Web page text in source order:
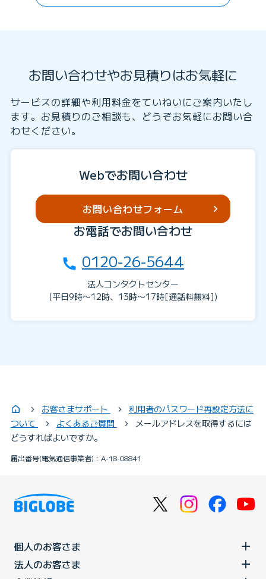
お問い合わせやお見積りはお気軽に
サービスの詳細や利用料金をていねいにご案内いたし
ます。お見積りのご相談も、どうぞお気軽にお問い合
わせください。
Webでお問い合わせ
お問い合わせフォーム
お電話でお問い合わせ
0120-26-5644
法人コンタクトセンター
(平日9時〜12時、13時〜17時[通話料無料])
お客さまサポート
利用者のパスワード再設定方法に
ついて
よくあるご質問
メールアドレスを取得するには
どうすればよいですか。
届出番号(電気通信事業者)：A-18-08841
個人のお客さま
法人のお客さま